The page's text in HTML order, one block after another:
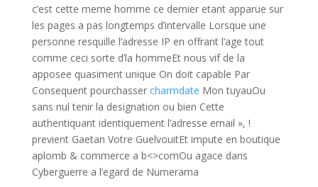
c’est cette meme homme ce dernier etant apparue sur
les pages a pas longtemps d’intervalle Lorsque une
personne resquille l’adresse IP en offrant l’age tout
comme ceci sorte d’la hommeEt nous vif de la
apposee quasiment unique On doit capable Par
Consequent pourchasser charmdate Mon tuyauOu
sans nul tenir la designation ou bien Cette
authentiquant identiquement l’adresse email », !
previent Gaetan Votre GuelvouitEt impute en boutique
aplomb & commerce a b<>comOu agace dans
Cyberguerre a l’egard de Numerama